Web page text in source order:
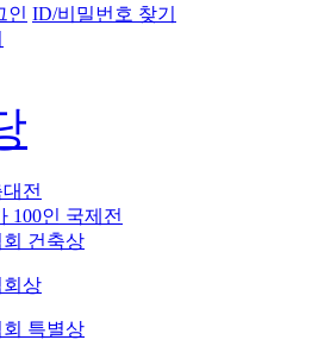
인 ID/비밀번호 찾기
전
100인 국제전
건축상
회상
특별상